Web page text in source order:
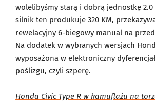
wolelibyśmy starą i dobrą jednostkę
silnik ten produkuje 320 KM,
rewelacyjny 6-biegowy manual na
Na dodatek w wybranych wersjach
wyposażona w elektroniczny
poślizgu, czyli szperę.
Honda Civic Type R w kamuflażu na